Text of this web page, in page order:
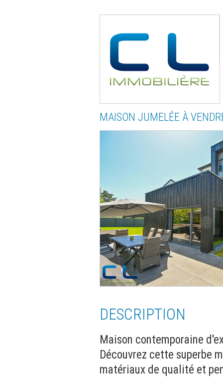
MAISON JUMELÉE À
DESCRIPTION
Maison contemporaine
Découvrez cette superbe
matériaux de qualité et